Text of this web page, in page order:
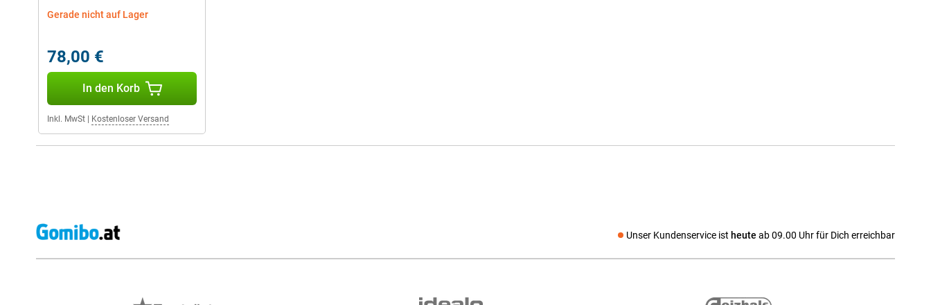
Gerade nicht auf Lager
78,00 €
In den Korb
Inkl. MwSt Kostenloser Versand
Unser Kundenservice ist heute ab 09.00 Uhr für Dich erreichbar
Social media